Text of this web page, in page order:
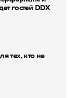
гостей DDX
тех, кто не